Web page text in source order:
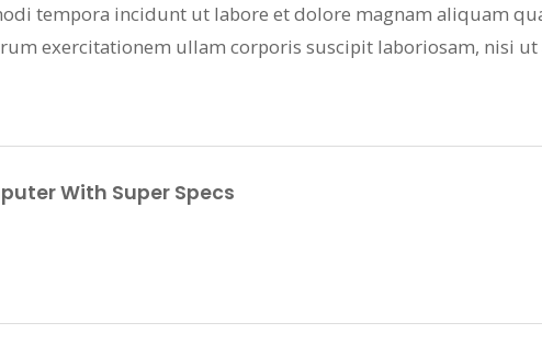
tempora incidunt ut labore et dolore magnam aliquam
exercitationem ullam corporis suscipit laboriosam, nisi
With Super Specs